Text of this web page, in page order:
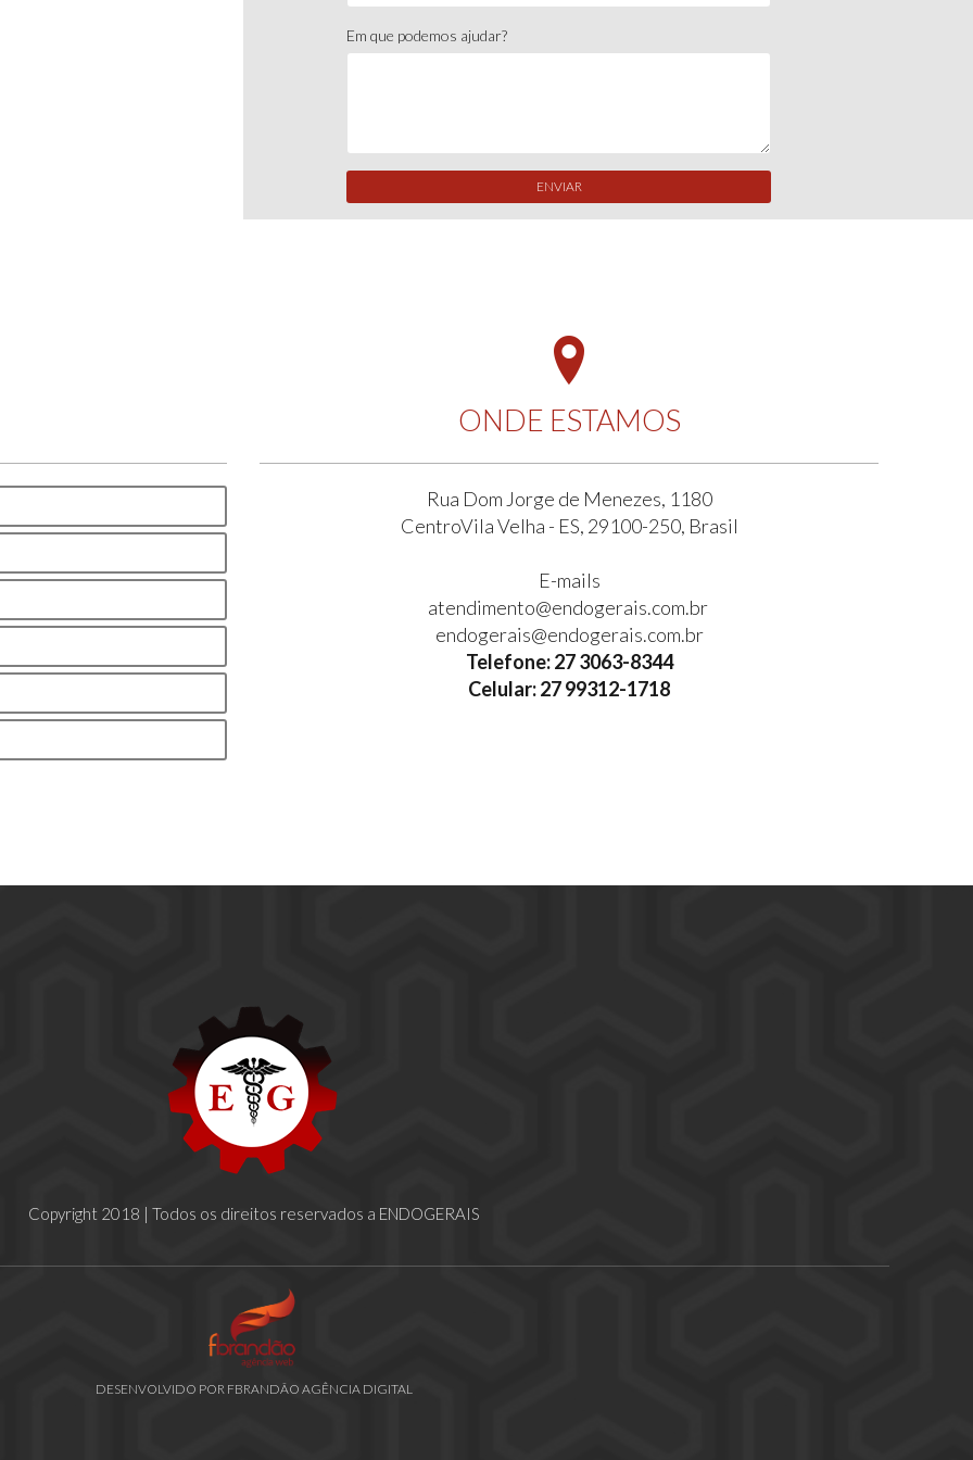
Em que podemos ajudar?
ENVIAR
ONDE ESTAMOS
Rua Dom Jorge de Menezes, 1180
CentroVila Velha - ES, 29100-250, Brasil
E-mails
atendimento@endogerais.com.br
endogerais@endogerais.com.br
Telefone: 27 3063-8344
Celular: 27 99312-1718
Copyright 2018 | Todos os direitos reservados a ENDOGERAIS
DESENVOLVIDO POR FBRANDÃO AGÊNCIA DIGITAL